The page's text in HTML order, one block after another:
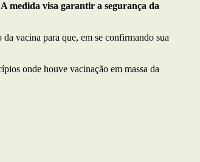
medida visa garantir a segurança da
vacina para que, em se confirmando sua
onde houve vacinação em massa da